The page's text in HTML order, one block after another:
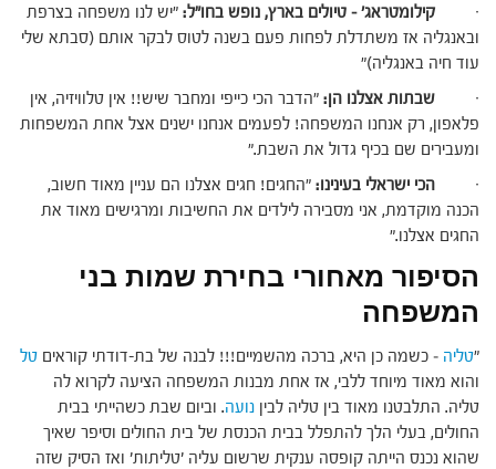
· קילומטראג' – טיולים בארץ, נופש בחו"ל: "יש לנו משפחה בצרפת
ובאנגליה אז משתדלת לפחות פעם בשנה לטוס לבקר אותם (סבתא שלי
עוד חיה באנגליה)"
· שבתות אצלנו הן: "הדבר הכי כייפי ומחבר שיש!! אין טלוויזיה, אין
פלאפון, רק אנחנו המשפחה! לפעמים אנחנו ישנים אצל אחת המשפחות
ומעבירים שם בכיף גדול את השבת."
· הכי ישראלי בעינינו: "החגים! חגים אצלנו הם עניין מאוד חשוב,
הכנה מוקדמת, אני מסבירה לילדים את החשיבות ומרגישים מאוד את
החגים אצלנו."
הסיפור מאחורי בחירת שמות בני
המשפחה
"טליה – כשמה כן היא, ברכה מהשמיים!!! לבנה של בת-דודתי קוראים טל
והוא מאוד מיוחד ללבי, אז אחת מבנות המשפחה הציעה לקרוא לה
טליה. התלבטנו מאוד בין טליה לבין נועה. וביום שבת כשהייתי בבית
החולים, בעלי הלך להתפלל בבית הכנסת של בית החולים וסיפר שאיך
שהוא נכנס הייתה קופסה ענקית שרשום עליה 'טליתות' ואז הסיק שזה